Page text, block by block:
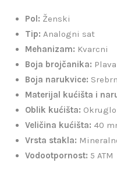
Pol: Ženski
Tip: Analogni sat
Mehanizam: Kvarcni
Boja brojčanika: Plava
Boja narukvice:
Materijal kućišta i
Oblik kućišta: Okruglo
Veličina kućišta: 40
Vrsta stakla:
Vodootpornost: 5 ATM